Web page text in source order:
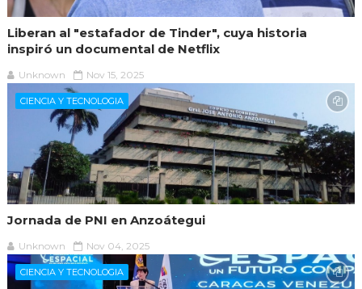
Liberan al "estafador de Tinder", cuya historia
inspiró un documental de Netflix
Unknown Nov 15, 2025
CIENCIA Y TECNOLOGIA
Jornada de PNI en Anzoátegui
Unknown Nov 04, 2025
CIENCIA Y TECNOLOGIA